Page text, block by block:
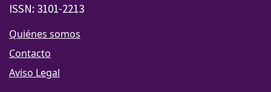
ISSN: 3101-2213
Quiénes somos
Contacto
Aviso Legal